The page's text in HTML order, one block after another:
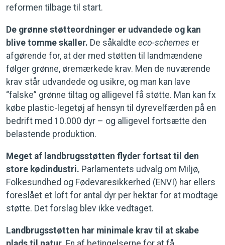
reformen tilbage til start.
De grønne støtteordninger er udvandede og kan
blive tomme skaller. De såkaldte eco-schemes er
afgørende for, at der med støtten til landmændene
følger grønne, øremærkede krav. Men de nuværende
krav står udvandede og usikre, og man kan lave
“falske” grønne tiltag og alligevel få støtte. Man kan fx
købe plastic-legetøj af hensyn til dyrevelfærden på en
bedrift med 10.000 dyr – og alligevel fortsætte den
belastende produktion.
Meget af landbrugsstøtten flyder fortsat til den
store kødindustri. Parlamentets udvalg om Miljø,
Folkesundhed og Fødevaresikkerhed (ENVI) har ellers
foreslået et loft for antal dyr per hektar for at modtage
støtte. Det forslag blev ikke vedtaget.
Landbrugsstøtten har minimale krav til at skabe